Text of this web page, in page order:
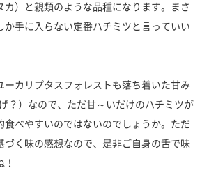
カ）と親類のような品種になります。まさ
か手に入らない定番ハチミツと言っていい
ーカリプタスフォレストも落ち着いた甘み
？）なので、ただ甘～いだけのハチミツが
食べやすいのではないのでしょうか。ただ
づく味の感想なので、是非ご自身の舌で味